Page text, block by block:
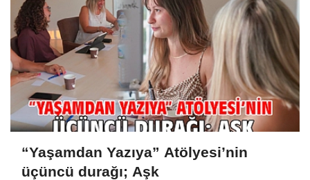
“Yaşamdan Yazıya” Atölyesi’nin
üçüncü durağı; Aşk